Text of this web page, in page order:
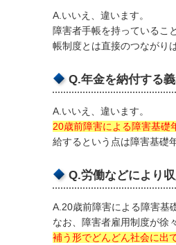
A.いいえ、違います。
障害者手帳を持っているこ
帳制度とは直接のつながり
Q.年金を納付する
A.いいえ、違います。
20歳前障害による障害基礎
給するという点は障害基礎
Q.労働などにより
A.20歳前障害による障害基
なお、障害者雇用制度が徐
補う形でどんどん社会に出